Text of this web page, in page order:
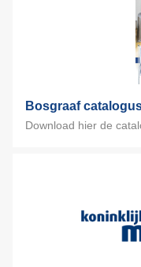
Bosgraaf
Download hier de